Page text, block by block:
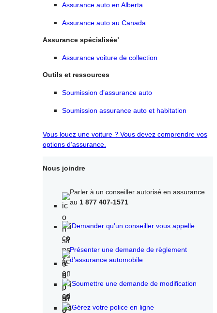
Assurance auto en Alberta
Assurance auto au Canada
Assurance spécialisée’
Assurance voiture de collection
Outils et ressources
Soumission d’assurance auto
Soumission assurance auto et habitation
Vous louez une voiture ? Vous devez comprendre vos
options d’assurance.
Nous joindre
Parler à un conseiller autorisé en assurance
au 1 877 407-1571
Demander qu’un conseiller vous appelle
Présenter une demande de règlement
d’assurance automobile
Soumettre une demande de modification
Gérez votre police en ligne